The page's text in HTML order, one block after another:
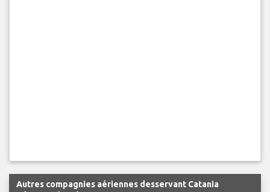
Autres compagnies aériennes desservant Catania